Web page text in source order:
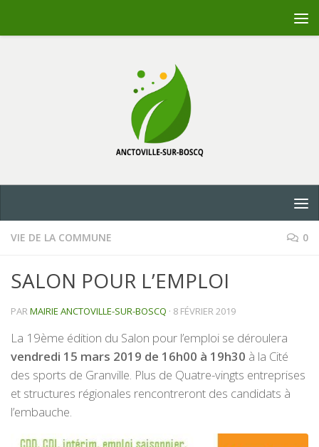
VIE DE LA COMMUNE 0
SALON POUR L’EMPLOI
PARMAIRIE ANCTOVILLE-SUR-BOSCQ · 8 FÉVRIER 2019
La 19ème édition du Salon pour l’emploi se déroulera
vendredi 15 mars 2019 de 16h00 à 19h30 à la Cité
des sports de Granville. Plus de Quatre-vingts entreprises
et structures régionales rencontreront des candidats à
l’embauche.